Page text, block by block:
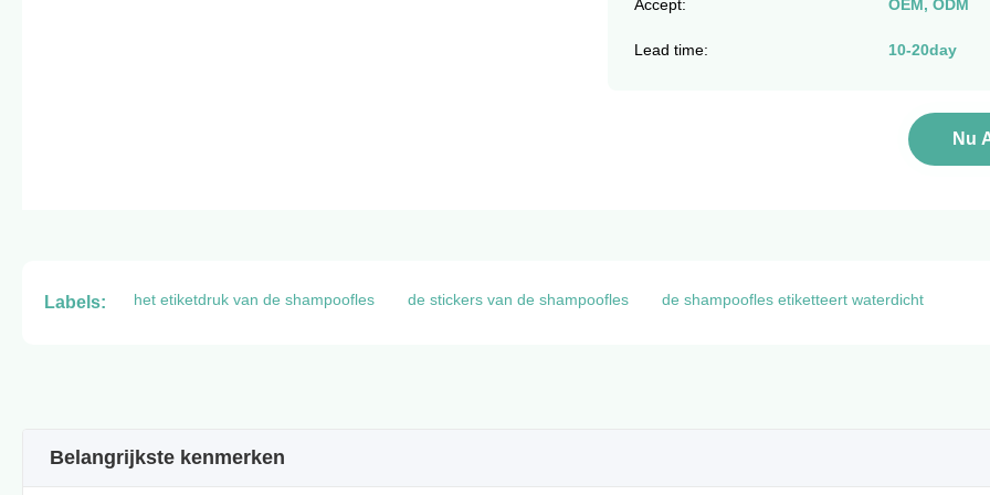
Accept: OEM, ODM
Lead time: 10-20day
Nu
Labels: het etiketdruk van de shampoofles de stickers van de shampoofles de shampoofles etiketteert waterdicht
Belangrijkste kenmerken